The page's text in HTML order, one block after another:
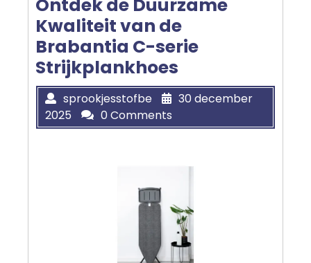
Ontdek de Duurzame
Kwaliteit van de
Brabantia C-serie
Strijkplankhoes
sprookjesstofbe
30 december
2025
0 Comments